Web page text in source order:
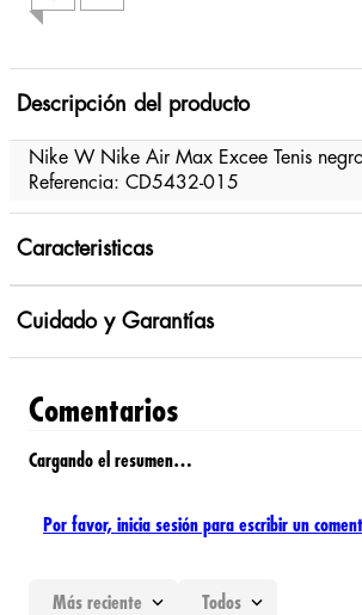
Descripción del producto
Nike W Nike Air Max Excee Tenis
Referencia: CD5432-015
Caracteristicas
Cuidado y Garantías
Comentarios
Cargando el resumen…
Por favor, inicia sesión para escribir un
Más reciente Todos